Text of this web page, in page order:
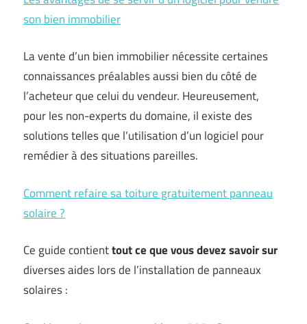
son bien immobilier
La vente d’un bien immobilier nécessite certaines
connaissances préalables aussi bien du côté de
l’acheteur que celui du vendeur. Heureusement,
pour les non-experts du domaine, il existe des
solutions telles que l’utilisation d’un logiciel pour
remédier à des situations pareilles.
Comment refaire sa toiture gratuitement panneau
solaire ?
Ce guide contienttout ce que vous devez savoir sur
diverses aides lors de l’installation de panneaux
solaires :